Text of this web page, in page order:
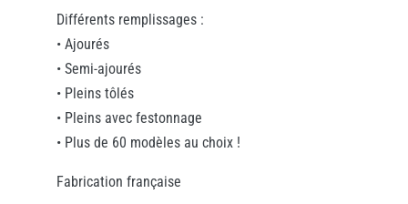
Différents remplissages :
• Ajourés
• Semi-ajourés
• Pleins tôlés
• Pleins avec festonnage
• Plus de 60 modèles au choix !
Fabrication française